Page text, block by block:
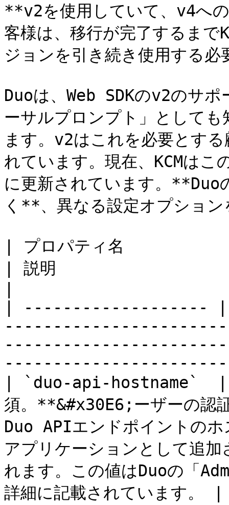
**v2を使用していて、v4へ
客様は、移行が完了するま
ジョンを引き続き使用する
Duoは、Web SDKのv2のサ
ーサルプロンプト」として
ます。v2はこれを必要とす
れています。現在、KCMは
に更新されています。**Duo
く**、異なる設定オプション
| プロパティ名
| 説明
| -------------------
| `duo-api-hostname`  |
須。**&#x30E6;ーザーの認
Duo APIエンドポイントのホ
アプリケーションとして追
れます。この値はDuoの「
詳細に記載されています。 |